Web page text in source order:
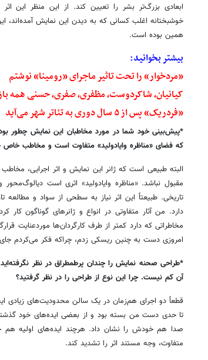
ابعادی بزرگ‌تر بشر را تعیین کند. از این منظر این
خوشبختانه اغلب کسانی که به دیدن این نمایش آمده‌اند،
همین بوده است.
بیشتر بخوانید:
«مردخوار» را تحت تاثیر ماجرای «رومینا» نوشتم
کیانیان، شاکردوست، مظفری، صفری، حسنی همه
«فردریک» پس از ۵ سال دوری به تئاتر شهر می‌آید
*پیش‌بینی خود شما در مورد مخاطبان این نمایش چطور
که فضای «مناظره وایادولید» متفاوت است و مخاطب
البته طبیعی است که ژانر این نمایش و اثر اجرایی،
مقبول نباشد. «مناظره وایادولید» اثری است
تاریخی. طبیعتاً این اثر نیاز به سطحی از سواد و
دارد. من آثار متفاوتی در انواع و ژانرهای گوناگون
مخاطراتی که دارد کمتر از طرف کارگردان‌ها موردعنایت
امروزی دست به چنین ریسکی زدم، چراکه فکر می‌کردم جای
*طراحی صحنه نمایش را چندان پرطمطراق در نظر
آن کم نیست. چرا این نوع از طراحی را در نظر گرفتید؟
قطعاً دو اجرای هم‌زمان در یک سالن محدودیت‌های زیادی
تا حدی دست من بسته بود و از بعضی ایده‌های خود
صدا هم خودش را نشان داد. هرچند ایده‌های اولیه هم
متفاوت، وجه مستند اثر را تشدید کند.